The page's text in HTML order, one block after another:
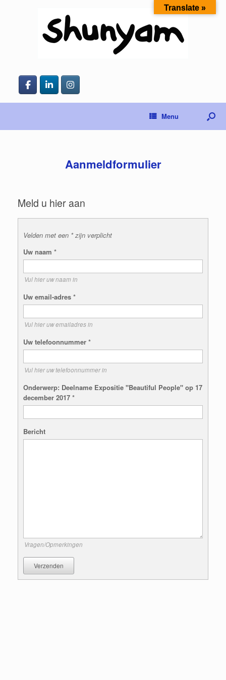
Menu
Aanmeldformulier
Meld u hier aan
Velden met een * zijn verplicht
Uw naam *
Vul hier uw naam in
Uw email-adres *
Vul hier uw emailadres in
Uw telefoonnummer *
Vul hier uw telefoonnummer in
Onderwerp: Deelname Expositie "Beautiful People" op 17
december 2017 *
Bericht
Vragen/Opmerkingen
Verzenden
Translate »